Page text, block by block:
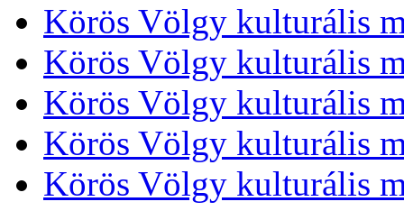
Körös Völgy kulturális
Körös Völgy kulturális
Körös Völgy kulturális
Körös Völgy kulturális
Körös Völgy kulturális